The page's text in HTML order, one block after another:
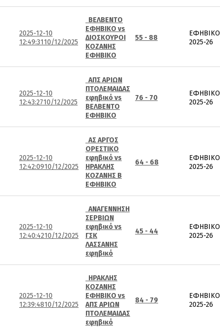
2025-12-10
12:49:3110/12/2025
ΒΕΛΒΕΝΤΟ
ΕΦΗΒΙΚΟ vs
ΔΙΟΣΚΟΥΡΟΙ
ΚΟΖΑΝΗΣ
ΕΦΗΒΙΚΟ
55 - 88
ΕΦΗΒΙΚΟ
2025-26
2025-12-10
12:43:2710/12/2025
ΑΠΣ ΑΡΙΩΝ
ΠΤΟΛΕΜΑΙΔΑΣ
εφηβικό vs
ΒΕΛΒΕΝΤΟ
ΕΦΗΒΙΚΟ
76 - 70
ΕΦΗΒΙΚΟ
2025-26
2025-12-10
12:42:0910/12/2025
ΑΣ ΑΡΓΟΣ
ΟΡΕΣΤΙΚΟ
εφηβικό vs
ΗΡΑΚΛΗΣ
ΚΟΖΑΝΗΣ Β
ΕΦΗΒΙΚΟ
64 - 68
ΕΦΗΒΙΚΟ
2025-26
2025-12-10
12:40:4210/12/2025
ΑΝΑΓΕΝΝΗΣΗ
ΣΕΡΒΙΩΝ
εφηβικό vs
ΓΣΚ
ΛΑΣΣΑΝΗΣ
εφηβικό
45 - 44
ΕΦΗΒΙΚΟ
2025-26
2025-12-10
12:39:4810/12/2025
ΗΡΑΚΛΗΣ
ΚΟΖΑΝΗΣ
ΕΦΗΒΙΚΟ vs
ΑΠΣ ΑΡΙΩΝ
ΠΤΟΛΕΜΑΙΔΑΣ
εφηβικό
84 - 79
ΕΦΗΒΙΚΟ
2025-26